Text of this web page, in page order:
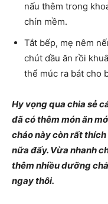
nấu thêm trong
chín mềm.
Tắt bếp, mẹ nêm
chút dầu ăn rồi
thể múc ra bát cho
Hy vọng qua chia sẻ
đã có thêm món ăn
cháo này còn rất
nữa đấy. Vừa nhanh
thêm nhiều dưỡng
ngay thôi.